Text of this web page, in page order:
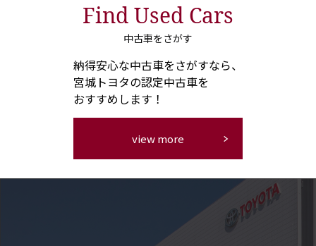
Find Used Cars
中古車をさがす
納得安心な中古車をさがすなら、
宮城トヨタの認定中古車を
おすすめします！
view more